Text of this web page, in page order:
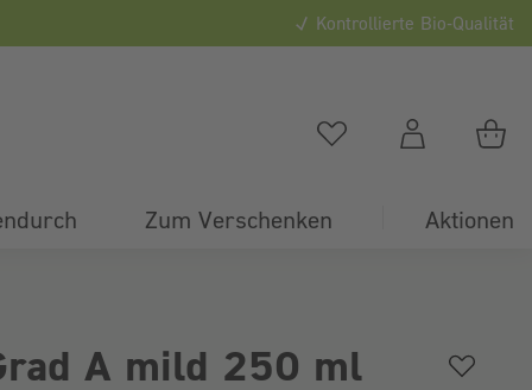
Kontrollierte Bio-Qualität
Du hast0 Artikel
Zum Verschenken Aktionen
A mild 250 ml